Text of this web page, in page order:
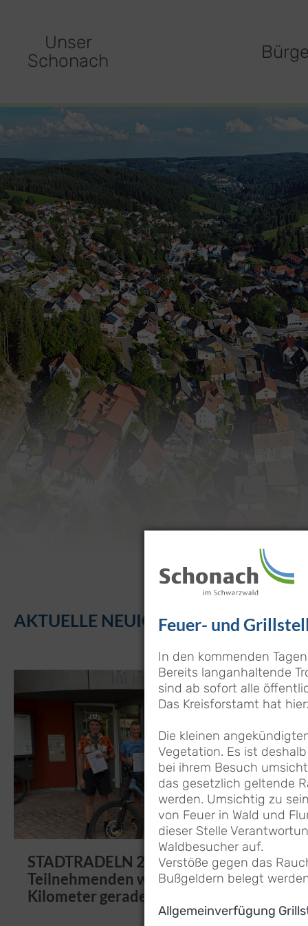
Unser
Schonach
Feuer- und
In den kommenden
Bereits langanhaltende
sind ab sofort alle
Das Kreisforstamt hat
Die kleinen
Vegetation. Es ist
bei ihrem Besuch
das gesetzlich geltende
werden. Umsichtig zu
von Feuer in Wald und
dieser Stelle
Waldbesucher auf.
Verstöße gegen das
Bußgeldern belegt
Allgemeinverfügung
AKTUELLE NEUIGKEITEN
STADTRADELN 2026: Trotz weniger
Teilnehmenden wurden mehr
Kilometer geradelt